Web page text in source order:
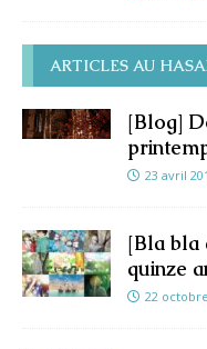
ARTICLES AU
[Blog]
23 avril
[Bla bla
quinze
22